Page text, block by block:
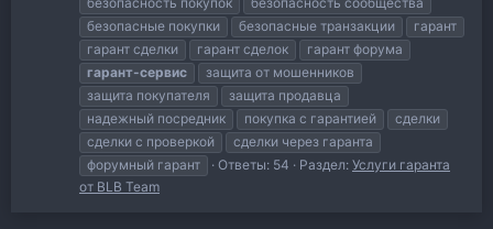
безопасные покупки
безопасные транзакции
гарант
гарант сделки
гарант сделок
гарант форума
гарант-сервис
защита от мошенников
защита покупателя
защита продавца
надежный посредник
покупка с гарантией
сделки
сделки с проверкой
сделки через гаранта
форумный гарант
Ответы: 54 Раздел: Услуги гаранта
от BLB Team